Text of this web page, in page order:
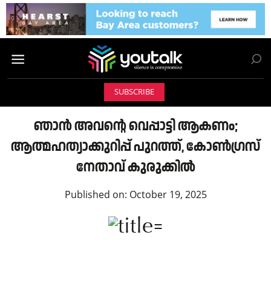
SUBSCRIBE
ഞാൻ അവന്റെ വെപ്പാട്ടി ആകണം;
ആത്മഹത്യാക്കുറിപ്പ് പുറത്ത്, കോൺഗ്രസ്
നേതാവ് കുരുക്കിൽ
Published on: October 19, 2025